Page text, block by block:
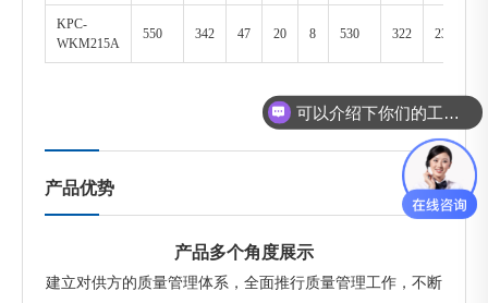
KPC-
WKM215A
550 342 47 20 8 530 322 230
产品优势
产品多个角度展示
建立对供方的质量管理体系，全面推行质量管理工作，不断